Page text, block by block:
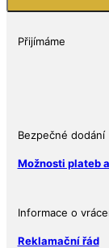
2025
Přijímáme
Bezpečné dodání
Možnosti plateb
Informace o
Reklamační řád